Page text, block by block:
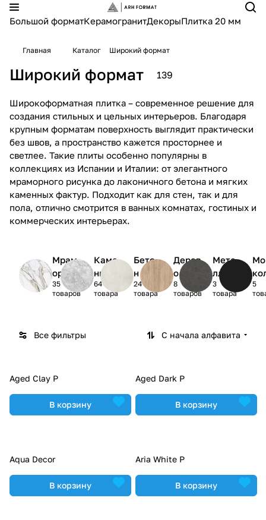
Большой форматКерамогранитДекорыПлитка 20 мм
Главная Каталог Широкий формат
Широкий формат 139
Широкоформатная плитка – современное решение для
создания стильных и цельных интерьеров. Благодаря
крупным форматам поверхность выглядит практически
без швов, а пространство кажется просторнее и
светлее. Такие плиты особенно популярны в
коллекциях из Испании и Италии: от элегантного
мраморного рисунка до лаконичного бетона и мягких
каменных фактур. Подходит как для стен, так и для
пола, отлично смотрится в ванных комнатах, гостиных и
коммерческих интерьерах.
Мрам
ор
35
товаров
Каме
нь
64
товара
Бето
н
24
товара
Дерев
о
8
товаров
Мета
лл
3
товара
5
Все фильтры С начала алфавита
Aged Clay P
В корзину
Aged Dark P
В корзину
Aqua Decor
В корзину
Aria White P
В корзину